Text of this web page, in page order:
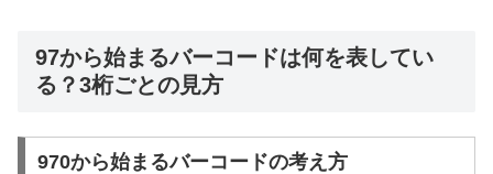
97から始まるバーコードは何を表してい
る？3桁ごとの見方
970から始まるバーコードの考え方